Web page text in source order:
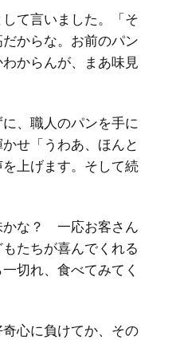
て言いました。「そ
からな。お前のパン
からんが、まあ味見
、職人のパンを手に
せ「うわあ、ほんと
上げます。そして続
かな？ 一応お客さん
たちが喜んでくれる
切れ、食べてみてく
心に負けてか、その